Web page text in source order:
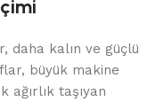
daha kalın ve güçlü
büyük makine
ağırlık taşıyan